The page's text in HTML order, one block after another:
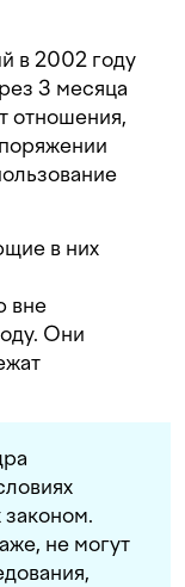
в 2002 году
3 месяца
отношения,
в них
вне
Они
не могут